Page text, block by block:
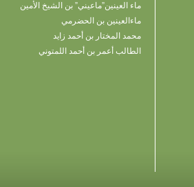
ماء العينين”ماعيني” بن الشيخ الأمين
ماءالعينين بن الحضرمي
محمد المختار بن أحمد زايد
الطالب أعمر بن أحمد اللمتوني